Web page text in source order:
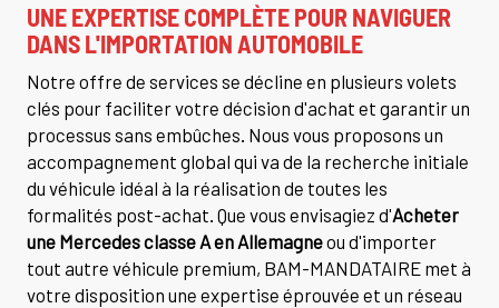
UNE EXPERTISE COMPLÈTE POUR NAVIGUER
DANS L'IMPORTATION AUTOMOBILE
Notre offre de services se décline en plusieurs volets
clés pour faciliter votre décision d'achat et garantir un
processus sans embûches. Nous vous proposons un
accompagnement global qui va de la recherche initiale
du véhicule idéal à la réalisation de toutes les
formalités post-achat. Que vous envisagiez d'Acheter
une Mercedes classe A en Allemagneou d'importer
tout autre véhicule premium, BAM-MANDATAIRE met à
votre disposition une expertise éprouvée et un réseau